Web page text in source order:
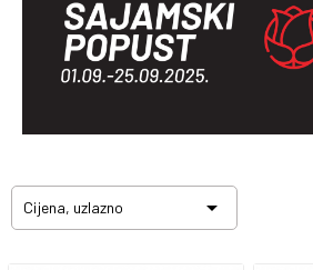
Cijena, uzlazno 